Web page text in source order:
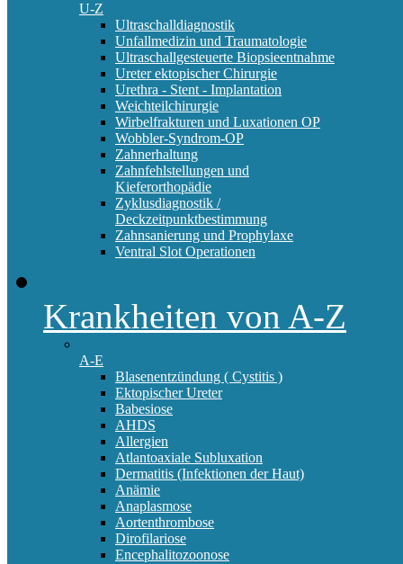
U-Z
Ultraschalldiagnostik
Unfallmedizin und Traumatologie
Ultraschallgesteuerte Biopsieentnahme
Ureter ektopischer Chirurgie
Urethra - Stent - Implantation
Weichteilchirurgie
Wirbelfrakturen und Luxationen OP
Wobbler-Syndrom-OP
Zahnerhaltung
Zahnfehlstellungen und
Kieferorthopädie
Zyklusdiagnostik /
Deckzeitpunktbestimmung
Zahnsanierung und Prophylaxe
Ventral Slot Operationen
Krankheiten von A-Z
A-E
Blasenentzündung ( Cystitis )
Ektopischer Ureter
Babesiose
AHDS
Allergien
Atlantoaxiale Subluxation
Dermatitis (Infektionen der Haut)
Anämie
Anaplasmose
Aortenthrombose
Dirofilariose
Encephalitozoonose